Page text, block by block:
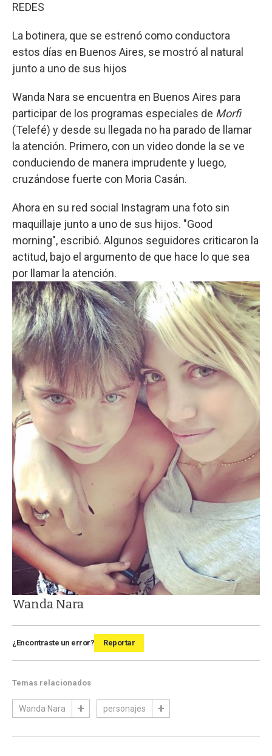
REDES
La botinera, que se estrenó como conductora
estos días en Buenos Aires, se mostró al natural
junto a uno de sus hijos
Wanda Nara se encuentra en Buenos Aires para
participar de los programas especiales de Morfi
(Telefé) y desde su llegada no ha parado de llamar
la atención. Primero, con un video donde la se ve
conduciendo de manera imprudente y luego,
cruzándose fuerte con Moria Casán.
Ahora en su red social Instagram una foto sin
maquillaje junto a uno de sus hijos. "Good
morning", escribió. Algunos seguidores criticaron la
actitud, bajo el argumento de que hace lo que sea
por llamar la atención.
Wanda Nara
¿Encontraste un error? Reportar
Temas relacionados
Wanda Nara personajes